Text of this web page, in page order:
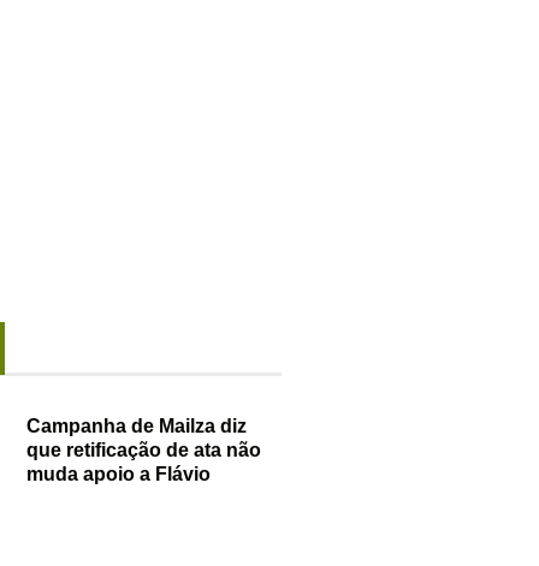
Campanha de Mailza diz
que retificação de ata não
muda apoio a Flávio